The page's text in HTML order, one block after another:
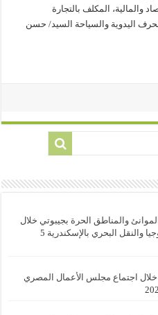
والمالية، المكلف بالتجارة
اليدوية والسياحة السيد/ حسن
والمناطق الحرة بجيبوتي خلال
والنقل البحري بالإسكندرية 5
خلال اجتماع مجلس الأعمال المصري